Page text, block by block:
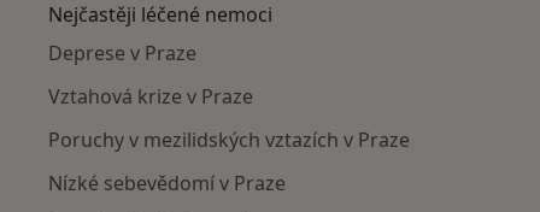
Nejčastěji léčené nemoci
Deprese v Praze
Vztahová krize v Praze
Poruchy v mezilidských vztazích v Praze
Nízké sebevědomí v Praze